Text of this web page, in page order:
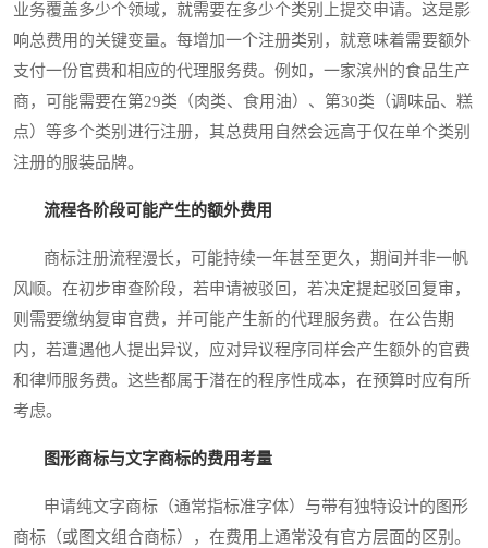
业务覆盖多少个领域，就需要在多少个类别上提交申请。这是影
响总费用的关键变量。每增加一个注册类别，就意味着需要额外
支付一份官费和相应的代理服务费。例如，一家滨州的食品生产
商，可能需要在第29类（肉类、食用油）、第30类（调味品、糕
点）等多个类别进行注册，其总费用自然会远高于仅在单个类别
注册的服装品牌。
流程各阶段可能产生的额外费用
商标注册流程漫长，可能持续一年甚至更久，期间并非一帆
风顺。在初步审查阶段，若申请被驳回，若决定提起驳回复审，
则需要缴纳复审官费，并可能产生新的代理服务费。在公告期
内，若遭遇他人提出异议，应对异议程序同样会产生额外的官费
和律师服务费。这些都属于潜在的程序性成本，在预算时应有所
考虑。
图形商标与文字商标的费用考量
申请纯文字商标（通常指标准字体）与带有独特设计的图形
商标（或图文组合商标），在费用上通常没有官方层面的区别。